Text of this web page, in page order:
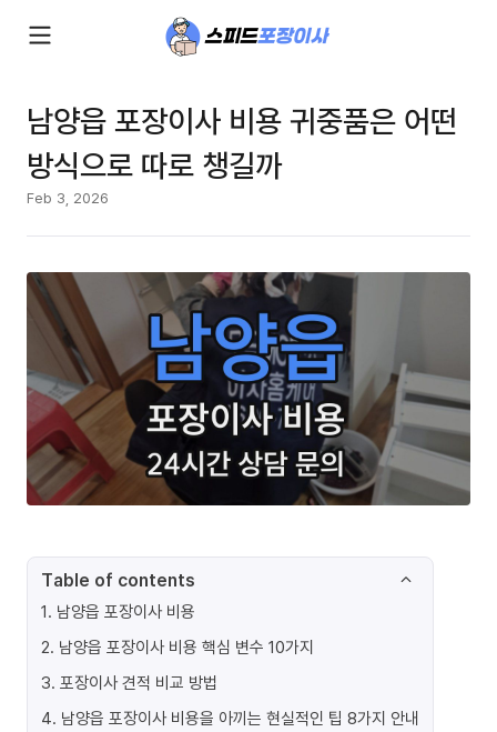
남양읍 포장이사 비용 귀중품은 어떤
방식으로 따로 챙길까
Feb 3, 2026
Table of contents
1. 남양읍 포장이사 비용
2. 남양읍 포장이사 비용 핵심 변수 10가지
3. 포장이사 견적 비교 방법
4. 남양읍 포장이사 비용을 아끼는 현실적인 팁 8가지 안내